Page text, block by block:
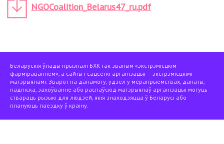
NGOCoalition_Belarus47_ru.pdf
Беларускія ўлады прызналі БХК так званым «экстрэмісцкім
фарміраваннем», а сайты і сацсеткі арганізацыі — экстрэмісцкімі
матэрыяламі. Зварот па дапамогу, удзел у мерапрыемствах, данаты,
падпіска, захоўванне або распаўсюд матэрыялаў арганізацыі могуць
ствараць рызыкі для людзей, якія знаходзяцца ў Беларусі або
плануюць паездку ў краіну.